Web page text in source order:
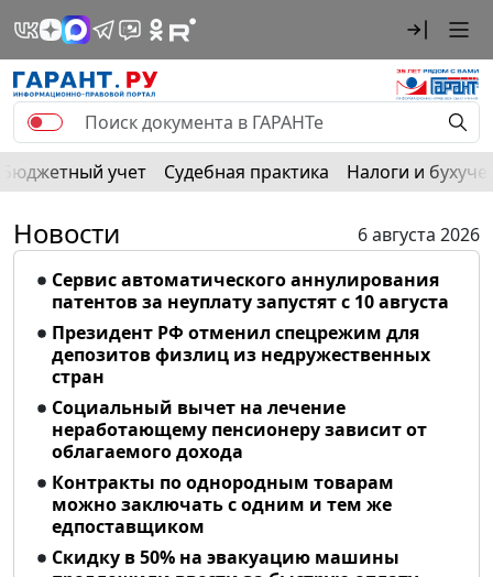
Бюджетный учет Судебная практика Налоги и
Новости
6 августа 2026
Сервис автоматического аннулирования
патентов за неуплату запустят с 10 августа
Президент РФ отменил спецрежим для
депозитов физлиц из недружественных
стран
Социальный вычет на лечение
неработающему пенсионеру зависит от
облагаемого дохода
Контракты по однородным товарам
можно заключать с одним и тем же
едпоставщиком
Скидку в 50% на эвакуацию машины